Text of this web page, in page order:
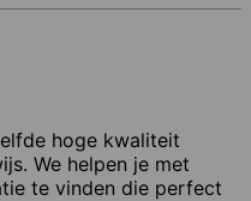
hoge kwaliteit
We helpen je met
te vinden die perfect